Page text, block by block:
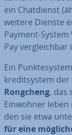
ein Chat­dienst
weitere Dienste
Payment-
Pay ver­gleich­bar
Ein
kre­dit­sys­tem der
Rongcheng, das
Einwohner leben
den sie etwa
für eine